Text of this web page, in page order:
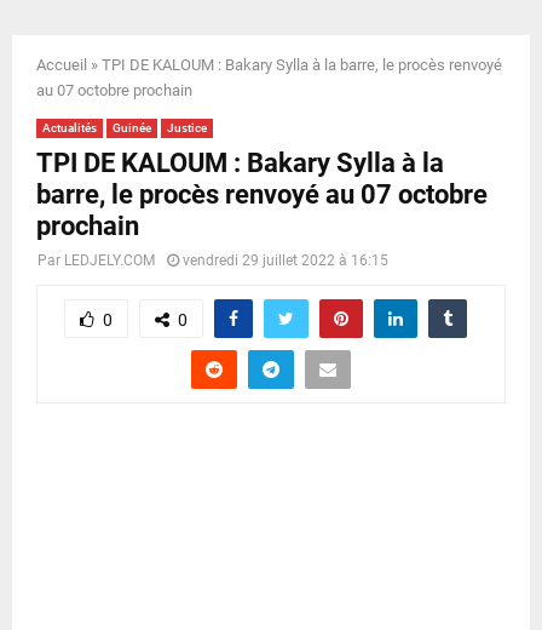
N
U
Accueil » TPI DE KALOUM : Bakary Sylla à la barre, le procès renvoyé
au 07 octobre prochain
Actualités Guinée Justice
TPI DE KALOUM : Bakary Sylla à la
barre, le procès renvoyé au 07 octobre
prochain
Par LEDJELY.COM vendredi 29 juillet 2022 à 16:15
0 0